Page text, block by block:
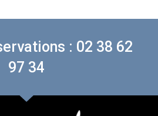
: 02 38 62
97 34